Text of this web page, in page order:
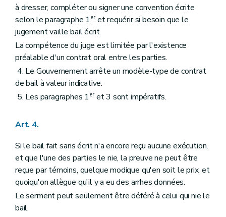
à dresser, compléter ou signer une convention écrite
selon le paragraphe 1eret requérir si besoin que le
jugement vaille bail écrit.
La compétence du juge est limitée par l'existence
préalable d'un contrat oral entre les parties.
4. Le Gouvernement arrête un modèle-type de contrat
de bail à valeur indicative.
5. Les paragraphes 1eret 3 sont impératifs.
Art. 4.
Si le bail fait sans écrit n'a encore reçu aucune exécution,
et que l'une des parties le nie, la preuve ne peut être
reçue par témoins, quelque modique qu'en soit le prix, et
quoiqu'on allègue qu'il y a eu des arrhes données.
Le serment peut seulement être déféré à celui qui nie le
bail.